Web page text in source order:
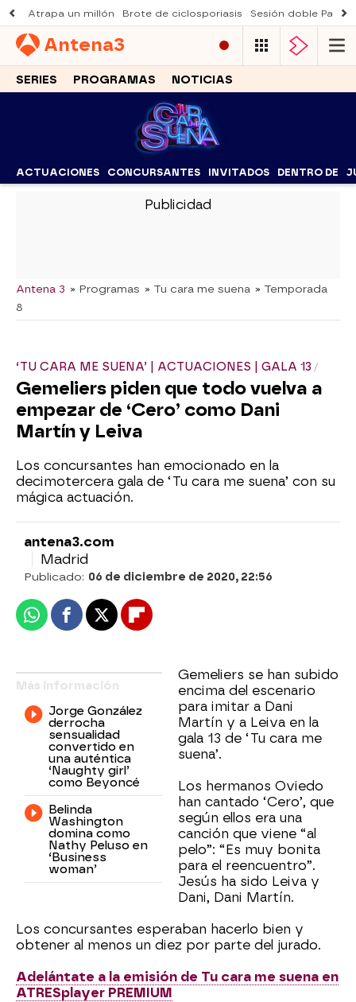
Atrapa un millón Brote de ciclosporiasis Sesión doble
Antena3
SERIES PROGRAMAS NOTICIAS
ACTUACIONES CONCURSANTES INVITADOS DENTRO DE
-
Antena 3 » Programas » Tu cara me suena » Temporada
8
‘TU CARA ME SUENA’ | ACTUACIONES | GALA 13
Gemeliers piden que todo vuelva a
empezar de ‘Cero’ como Dani
Martín y Leiva
Los concursantes han emocionado en la
decimotercera gala de ‘Tu cara me suena’ con su
mágica actuación.
antena3.com
Madrid
Publicado: 06 de diciembre de 2020, 22:56
WhatsappFacebook
X Flipboard
Más información
Jorge González
derrocha
sensualidad
convertido en
una auténtica
‘Naughty girl’
como Beyoncé
Belinda
Washington
domina como
Nathy Peluso en
‘Business
woman’
Gemeliers se han subido
encima del escenario
para imitar a Dani
Martín y a Leiva en la
gala 13 de ‘Tu cara me
suena’.
Los hermanos Oviedo
han cantado ‘Cero’, que
según ellos era una
canción que viene “al
pelo”: “Es muy bonita
para el reencuentro”.
Jesús ha sido Leiva y
Dani, Dani Martín.
Los concursantes esperaban hacerlo bien y
obtener al menos un diez por parte del jurado.
Adelántate a la emisión de Tu cara me suena en
ATRESplayer PREMIUM